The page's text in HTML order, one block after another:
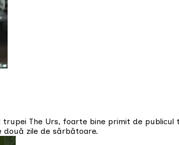
The Urs, foarte bine primit de
două zile de sărbătoare.